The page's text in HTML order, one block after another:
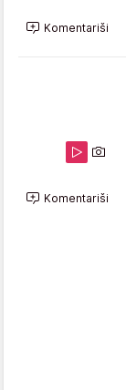
Komentariši
Komentariši